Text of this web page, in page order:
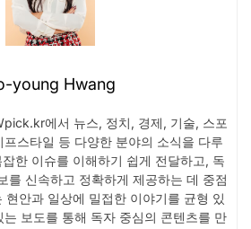
young Hwang
에서 뉴스, 정치, 경제, 기술, 스포
스타일 등 다양한 분야의 소식을 다루
한 이슈를 이해하기 쉽게 전달하고, 독
를 신속하고 정확하게 제공하는 데 중점
현안과 일상에 밀접한 이야기를 균형 있
보도를 통해 독자 중심의 콘텐츠를 만